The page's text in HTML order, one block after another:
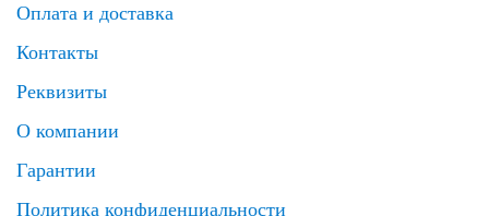
Оплата и доставка
Контакты
Реквизиты
О компании
Гарантии
Политика конфиденциальности